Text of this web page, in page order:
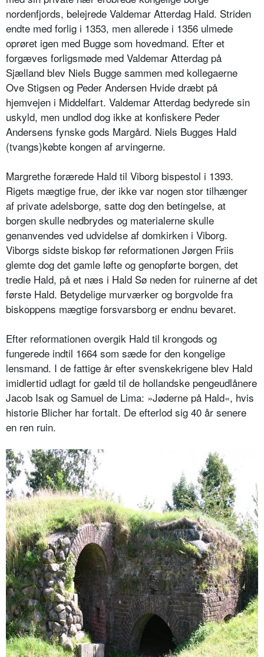
nordenfjords, belejrede Valdemar Atterdag Hald. Striden
endte med forlig i 1353, men allerede i 1356 ulmede
oprøret igen med Bugge som hovedmand. Efter et
forgæves forligsmøde med Valdemar Atterdag på
Sjælland blev Niels Bugge sammen med kollegaerne
Ove Stigsen og Peder Andersen Hvide dræbt på
hjemvejen i Middelfart. Valdemar Atterdag bedyrede sin
uskyld, men undlod dog ikke at konfiskere Peder
Andersens fynske gods Margård. Niels Bugges Hald
(tvangs)købte kongen af arvingerne.
Margrethe forærede Hald til Viborg bispestol i 1393.
Rigets mægtige frue, der ikke var nogen stor tilhænger
af private adelsborge, satte dog den betingelse, at
borgen skulle nedbrydes og materialerne skulle
genanvendes ved udvidelse af domkirken i Viborg.
Viborgs sidste biskop før reformationen Jørgen Friis
glemte dog det gamle løfte og genopførte borgen, det
tredie Hald, på et næs i Hald Sø neden for ruinerne af det
første Hald. Betydelige murværker og borgvolde fra
biskoppens mægtige forsvarsborg er endnu bevaret.
Efter reformationen overgik Hald til krongods og
fungerede indtil 1664 som sæde for den kongelige
lensmand. I de fattige år efter svenskekrigene blev Hald
imidlertid udlagt for gæld til de hollandske pengeudlånere
Jacob Isak og Samuel de Lima: »Jøderne på Hald«, hvis
historie Blicher har fortalt. De efterlod sig 40 år senere
en ren ruin.